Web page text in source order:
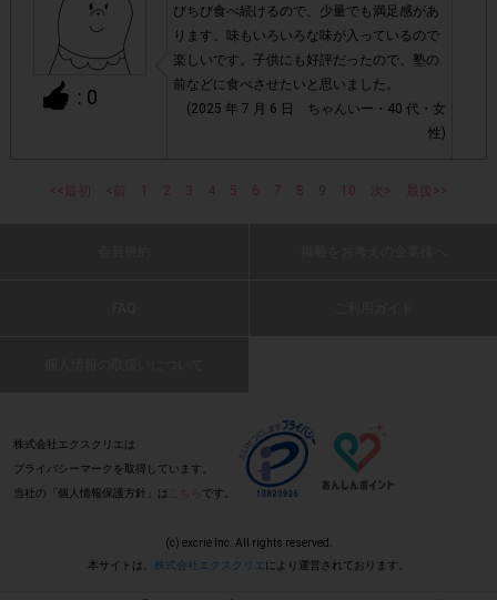
性がございますのでAmazon.co.jpページ上の価格をご
確認ください。また、付与されるポイントは一律です。
・今回はAmazon.co.jpでの購入限定です。Amazon.co.jpの
への会員登録が必要です。
指定数以上購入されてもポイントは一律です。
・悪質な投稿があった場合、 アカウントを停止 させていた
だくこともあります。
て、機種によってはアンケートに回答できない場合がござい
: 0
びちび食べ続けるので、少量でも満足感があ
ります。味もいろいろな味が入っているので
楽しいです。子供にも好評だったので、塾の
前などに食べさせたいと思いました。
(2025 年 7 月 6 日 ちゃんいー・40 代・女
性)
: 0
食としてストックしておけるのもいいです。
(2025 年 7 月 6 日 あきしょう・70 代・男
ローリングストックに最適だと思いました！
<<最初 <前 1 2 3 4 5 6 7 8 10 次> 最後>>
株式会社エクスクリエは
プライバシーマークを取得しています。
当社の「個人情報保護方針」は
です。
(c) excrie Inc. All rights reserved.
本サイトは、 株式会社エクスクリエにより運営されております。